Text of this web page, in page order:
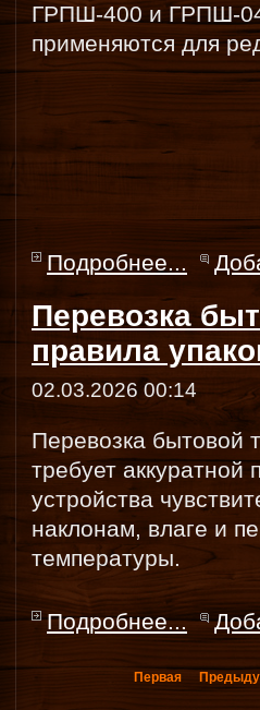
ГРПШ-400 и ГРПШ-
применяются для
Подробнее...
Перевозка
правила
02.03.2026 00:14
Перевозка бытовой
требует аккуратной
устройства
наклонам, влаге и
температуры.
Подробнее...
Первая